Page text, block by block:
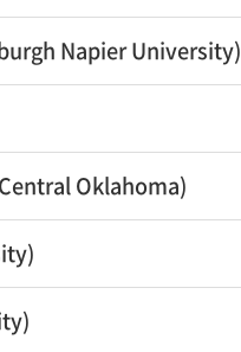
Napier University)
Oklahoma)